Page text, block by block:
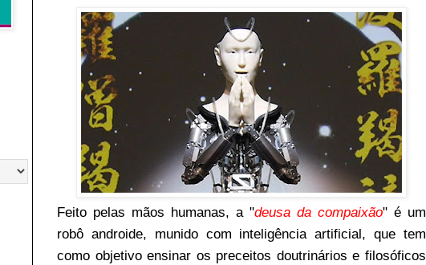
Feito pelas mãos humanas, a "deusa da compaixão" é um
robô androide, munido com inteligência artificial, que tem
como objetivo ensinar os preceitos doutrinários e filosóficos